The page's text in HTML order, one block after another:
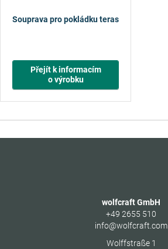
Souprava pro pokládku teras, 11dílná
Přejít k informacím
o výrobku
wolfcraft GmbH
+49 2655 510
info@wolfcraft.com
Wolffstraße 1